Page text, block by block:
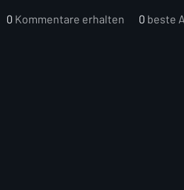
0 Kommentare erhalten 0 beste